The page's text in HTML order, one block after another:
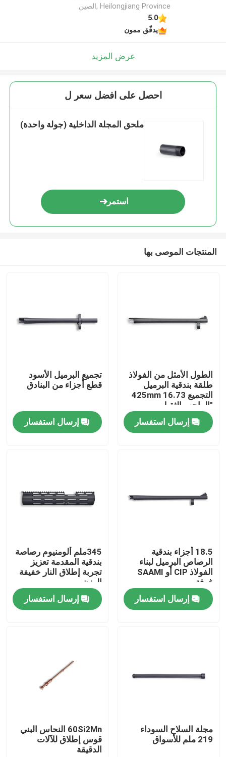
المنتجات
جولة في المصنع
مراقبة الجودة
Heilongjiang Province ,الصين
5.0
يدقّق ممون
عرض المزيد
احصل على افضل سعر ل
ملحق المجلة الداخلية (جولة واحدة)
استمر
المنتجات الموصى بها
الطول الأمثل من الفولاذ
طلقة بندقية البرميل
التجميع 425mm 16.73
"الواجب الثقيل
إرسال استفسار
تجميع البرميل الأسود
قطع أجزاء من البنادق
إرسال استفسار
18.5 أجزاء بندقية
الرصاص البرميل لبناء
الفولاذ CIP أو SAAMI
غرفة
إرسال استفسار
345ملم ألومنيوم رصاصة
بندقية المقدمة تعزيز
تجربة إطلاق النار خفيفة
الوزن
إرسال استفسار
مجلة السلاح السوداء
219 ملم للأسواق
60Si2Mn النحاس البني
قوس إطلاق للآلات
الدقيقة